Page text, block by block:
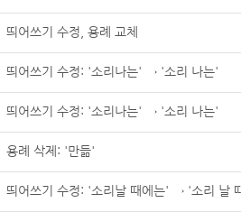
띄어쓰기 수정, 용례 교체
띄어쓰기 수정: '소리나는' → '소리 나는'
띄어쓰기 수정: '소리나는' → '소리 나는'
용례 삭제: '만듦'
띄어쓰기 수정: '소리날 때에는' → '소리 날